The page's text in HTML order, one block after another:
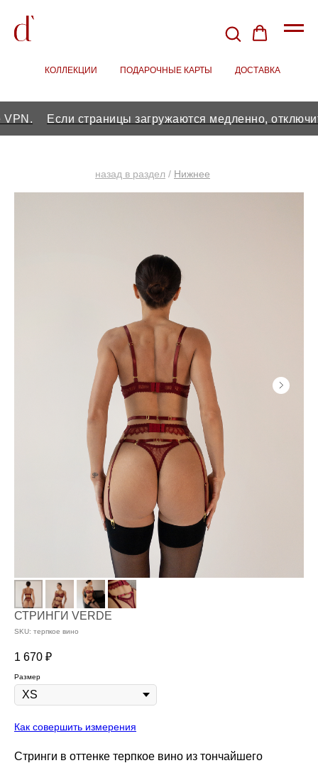
КОЛЛЕКЦИИ ПОДАРОЧНЫЕ КАРТЫ ДОСТАВКА
Если страницы загружаются медленно, отключите
назад в раздел / Нижнее
СТРИНГИ VERDE
SKU: терпкое вино
1 670 ₽
Размер
Как совершить измерения
Стринги в оттенке терпкое вино из тончайшего